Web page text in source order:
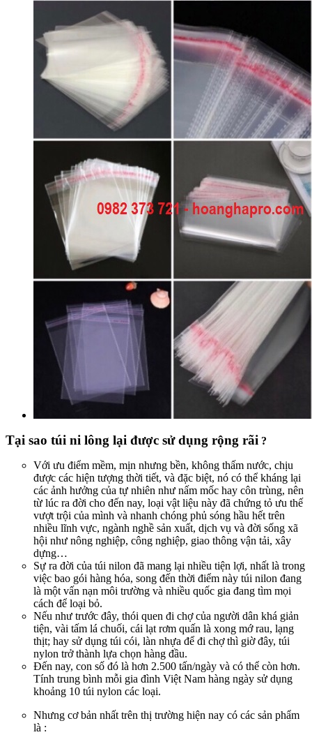
Tại sao túi ni lông lại được sử dụng rộng rãi ?
Với ưu điểm mềm, mịn nhưng bền, không thấm nước, chịu
được các hiện tượng thời tiết, và đặc biệt, nó có thể kháng lại
các ảnh hưởng của tự nhiên như nấm mốc hay côn trùng, nên
từ lúc ra đời cho đến nay, loại vật liệu này đã chứng tỏ ưu thế
vượt trội của mình và nhanh chóng phủ sóng hầu hết trên
nhiều lĩnh vực, ngành nghề sản xuất, dịch vụ và đời sống xã
hội như nông nghiệp, công nghiệp, giao thông vận tải, xây
dựng…
Sự ra đời của túi nilon đã mang lại nhiều tiện lợi, nhất là trong
việc bao gói hàng hóa, song đến thời điểm này túi nilon đang
là một vấn nạn môi trường và nhiều quốc gia đang tìm mọi
cách để loại bỏ.
Nếu như trước đây, thói quen đi chợ của người dân khá giản
tiện, vài tấm lá chuối, cái lạt rơm quấn là xong mớ rau, lạng
thịt; hay sử dụng túi cói, làn nhựa để đi chợ thì giờ đây, túi
nylon trở thành lựa chọn hàng đầu.
Đến nay, con số đó là hơn 2.500 tấn/ngày và có thể còn hơn.
Tính trung bình mỗi gia đình Việt Nam hàng ngày sử dụng
khoảng 10 túi nylon các loại.
Nhưng cơ bản nhất trên thị trường hiện nay có các sản phẩm
là :